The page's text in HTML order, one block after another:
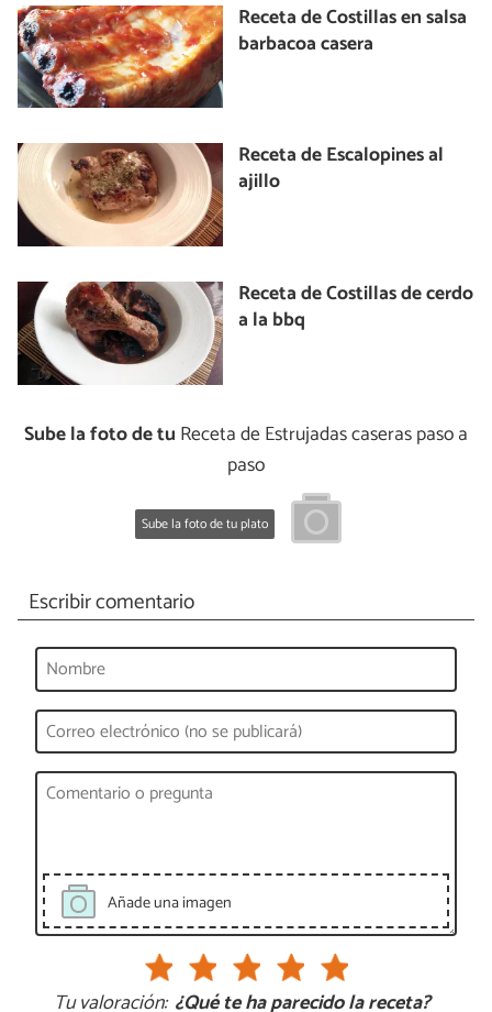
Receta de Costillas en salsa
barbacoa casera
Receta de Escalopines al
ajillo
Receta de Costillas de cerdo
a la bbq
Sube la foto de tu Receta de Estrujadas caseras paso a
paso
Sube la foto de tu plato
Escribir comentario
Añade una imagen
Tu valoración: ¿Qué te ha parecido la receta?